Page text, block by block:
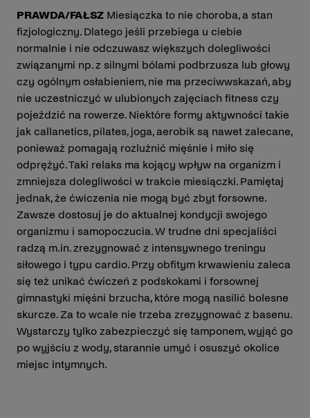
PRAWDA/FAŁSZ Miesiączka to nie choroba, a stan
fizjologiczny. Dlatego jeśli przebiega u ciebie
normalnie i nie odczuwasz większych dolegliwości
związanymi np. z silnymi bólami podbrzusza lub głowy
czy ogólnym osłabieniem, nie ma przeciwwskazań, aby
nie uczestniczyć w ulubionych zajęciach fitness czy
pojeździć na rowerze. Niektóre formy aktywności takie
jak callanetics, pilates, joga, aerobik są nawet zalecane,
ponieważ pomagają rozluźnić mięśnie i miło się
odprężyć. Taki relaks ma kojący wpływ na organizm i
zmniejsza dolegliwości w trakcie miesiączki. Pamiętaj
jednak, że ćwiczenia nie mogą być zbyt forsowne.
Zawsze dostosuj je do aktualnej kondycji swojego
organizmu i samopoczucia. W trudne dni specjaliści
radzą m.in. zrezygnować z intensywnego treningu
siłowego i typu cardio. Przy obfitym krwawieniu zaleca
się też unikać ćwiczeń z podskokami i forsownej
gimnastyki mięśni brzucha, które mogą nasilić bolesne
skurcze. Za to wcale nie trzeba zrezygnować z basenu.
Wystarczy tylko zabezpieczyć się tamponem, wyjąć go
po wyjściu z wody, starannie umyć i osuszyć okolice
miejsc intymnych.